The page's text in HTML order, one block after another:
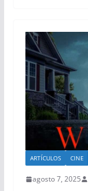
ARTÍCULOS CINE
agosto 7, 2025